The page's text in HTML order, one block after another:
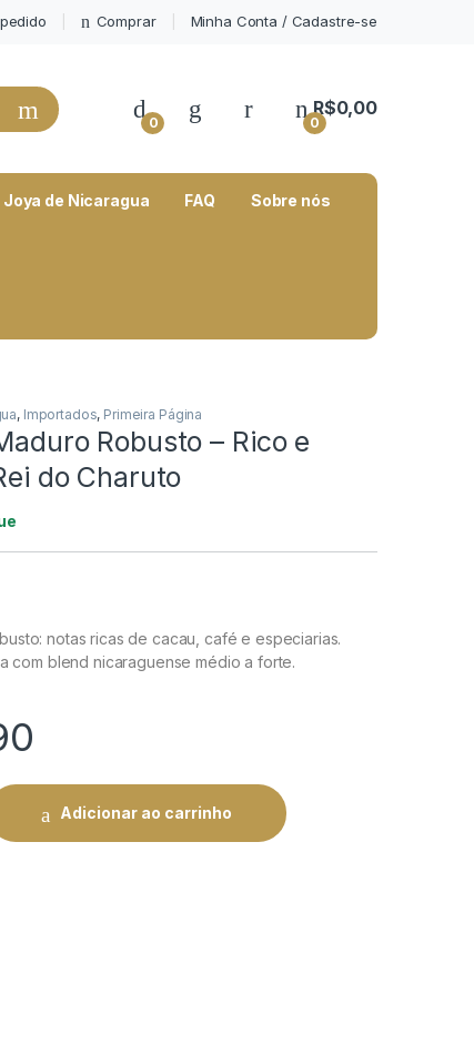
Comprar Minha Conta / Cadastre-se
0
My Account
0
R$0,00
Joya de Nicaragua FAQ Sobre nós
, Importados, Primeira Página
Robusto – Rico e
do Charuto
notas ricas de cacau, café e especiarias.
com blend nicaraguense médio a forte.
- Rico e Encorpado | Rei do Charuto quantity
Adicionar ao carrinho